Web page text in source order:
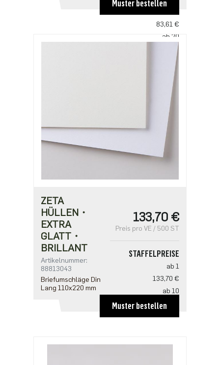
83,61 €
ab 20
72,00 €
Muster bestellen
ZETA
HÜLLEN・
EXTRA
GLATT・
BRILLANT
Artikelnummer:
88813043
Briefumschläge Din
Lang 110x220 mm
133,70 €
Preis pro VE / 500 ST
STAFFELPREISE
ab 1
133,70 €
ab 10
119,38 €
ab 20
Muster bestellen